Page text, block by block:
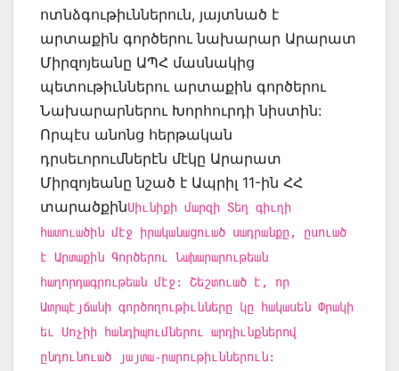
ոտնձգութիւններուն, յայտնած է
արտաքին գործերու նախարար Արարատ
Միրզոյեանը ԱՊՀ մասնակից
պետութիւններու արտաքին գործերու
Նախարարներու Խորհուրդի նիստին:
Որպէս անոնց հերթական
դրսեւորումներէն մէկը Արարատ
Միրզոյեանը նշած է Ապրիլ 11-ին ՀՀ
տարածքինՍիւնիքի մարզի Տեղ գիւղի
հատուածին մէջ իրականացուած սադրանքը, ըսուած
է Արտաքին Գործերու Նախարարութեան
հաղորդագրութեան մէջ: Շեշտուած է, որ
Ատրպէյճանի գործողութիւնները կը հակասեն Փրակի
եւ Սոչիի հանդիպումներու արդիւնքներով
ընդունուած յայտա-րարութիւններուն: